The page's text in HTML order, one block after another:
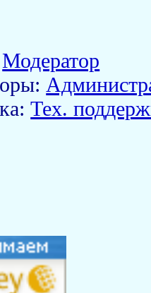
Модератор
Тех.